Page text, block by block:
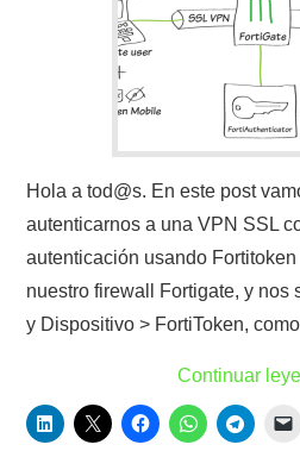
Hola a tod@s. En este post
autenticarnos a una VPN SSL
autenticación usando
nuestro firewall Fortigate, y nos
y Dispositivo > FortiToken,
Continuar